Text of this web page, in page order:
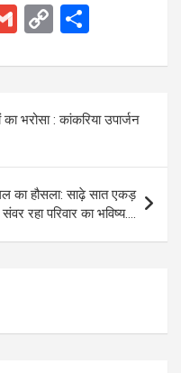
G
ail
C
py
Li
n
k
ar
e
भरोसा : कांकरिया उपार्जन
का हौसला: साढ़े सात एकड़
रहा परिवार का भविष्य….